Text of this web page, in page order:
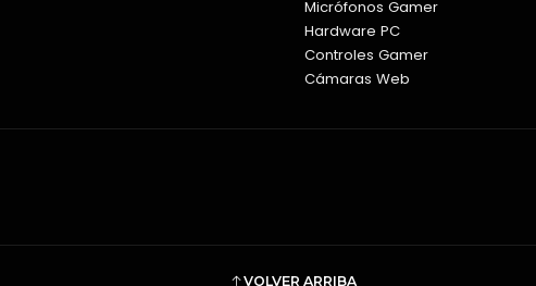
Su formato over-ear cubre
acolchadas y la diadema
💻
Los Barracuda X 2022
PC con Windows.
PlayStation 4.
Micrófonos Gamer
Hardware PC
Controles Gamer
Cámaras Web
VOLVER ARRIBA